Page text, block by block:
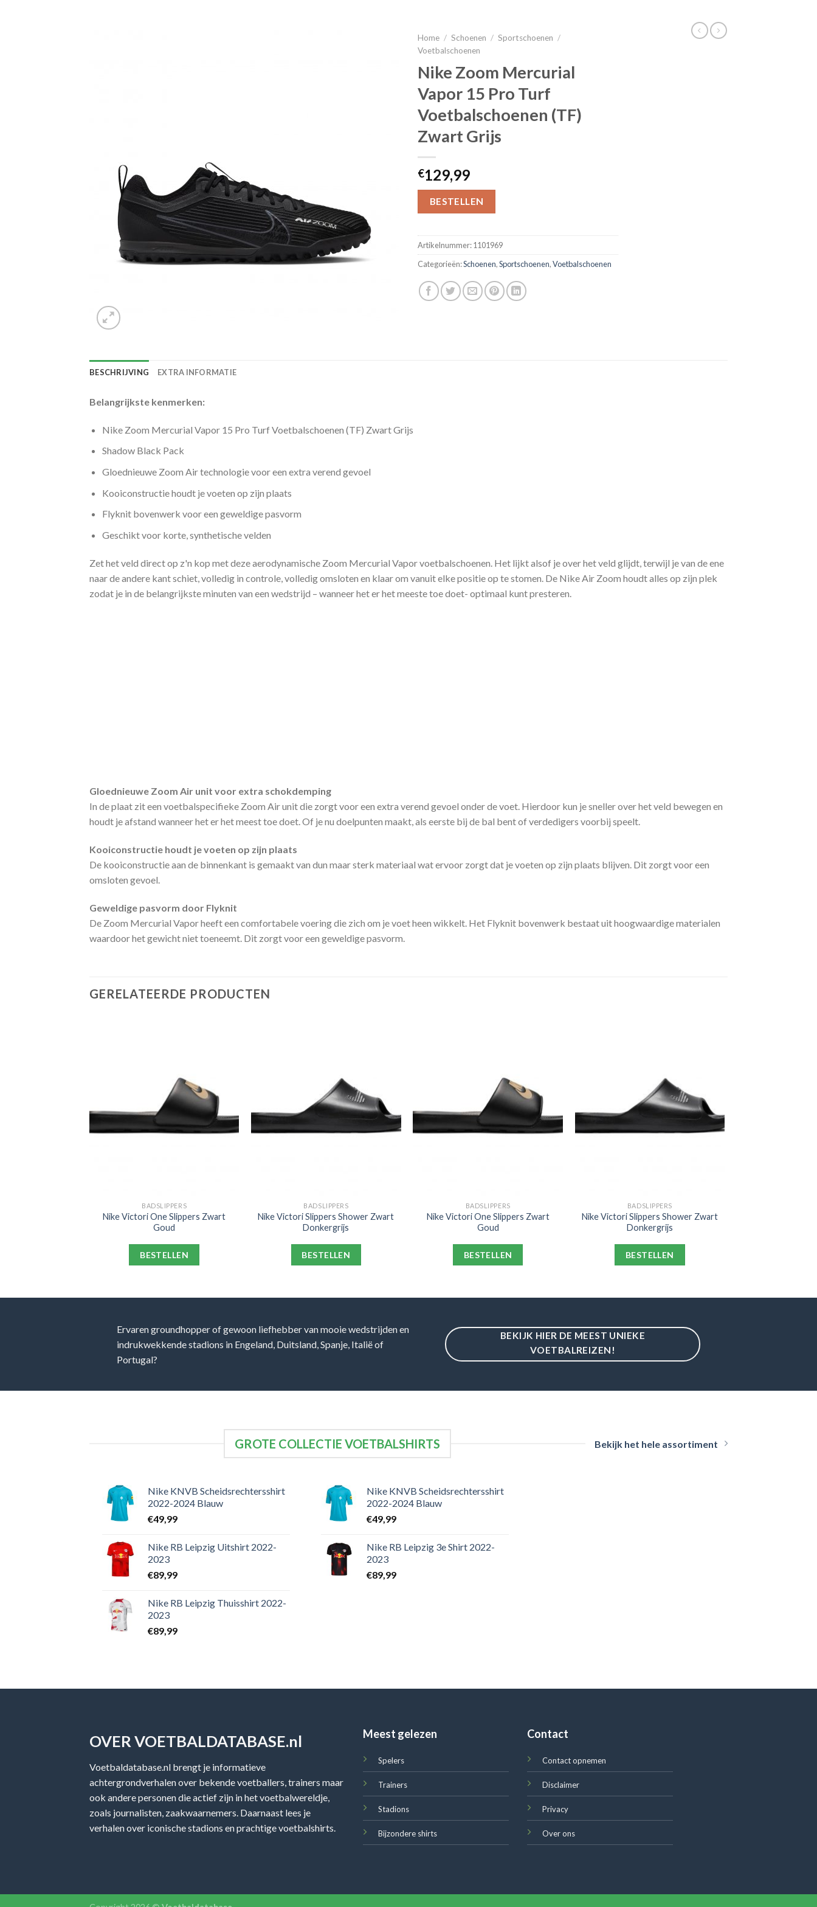
Home / Schoenen / Sportschoenen /
Voetbalschoenen
Nike Zoom Mercurial
Vapor 15 Pro Turf
Voetbalschoenen (TF)
Zwart Grijs
€129,99
BESTELLEN
Artikelnummer:1101969
Categorieën:Schoenen,Sportschoenen,Voetbalschoenen
BESCHRIJVING EXTRA INFORMATIE
Belangrijkste kenmerken:
Nike Zoom Mercurial Vapor 15 Pro Turf Voetbalschoenen (TF) Zwart Grijs
Shadow Black Pack
Gloednieuwe Zoom Air technologie voor een extra verend gevoel
Kooiconstructie houdt je voeten op zijn plaats
Flyknit bovenwerk voor een geweldige pasvorm
Geschikt voor korte, synthetische velden
Zet het veld direct op z'n kop met deze aerodynamische Zoom Mercurial Vapor voetbalschoenen. Het lijkt alsof je over het veld glijdt, terwijl je van de ene
naar de andere kant schiet, volledig in controle, volledig omsloten en klaar om vanuit elke positie op te stomen. De Nike Air Zoom houdt alles op zijn plek
zodat je in de belangrijkste minuten van een wedstrijd – wanneer het er het meeste toe doet- optimaal kunt presteren.
Gloednieuwe Zoom Air unit voor extra schokdemping
In de plaat zit een voetbalspecifieke Zoom Air unit die zorgt voor een extra verend gevoel onder de voet. Hierdoor kun je sneller over het veld bewegen en
houdt je afstand wanneer het er het meest toe doet. Of je nu doelpunten maakt, als eerste bij de bal bent of verdedigers voorbij speelt.
Kooiconstructie houdt je voeten op zijn plaats
De kooiconstructie aan de binnenkant is gemaakt van dun maar sterk materiaal wat ervoor zorgt dat je voeten op zijn plaats blijven. Dit zorgt voor een
omsloten gevoel.
Geweldige pasvorm door Flyknit
De Zoom Mercurial Vapor heeft een comfortabele voering die zich om je voet heen wikkelt. Het Flyknit bovenwerk bestaat uit hoogwaardige materialen
waardoor het gewicht niet toeneemt. Dit zorgt voor een geweldige pasvorm.
GERELATEERDE PRODUCTEN
BADSLIPPERS
Nike Victori One Slippers Zwart
Goud
BESTELLEN
BADSLIPPERS
Nike Victori Slippers Shower Zwart
Donkergrijs
BESTELLEN
BADSLIPPERS
Nike Victori One Slippers Zwart
Goud
BESTELLEN
BADSLIPPERS
Nike Victori Slippers Shower Zwart
Donkergrijs
BESTELLEN
Ervaren groundhopper of gewoon liefhebber van mooie wedstrijden en
indrukwekkende stadions in Engeland, Duitsland, Spanje, Italië of
Portugal?
BEKIJK HIER DE MEEST UNIEKE
VOETBALREIZEN!
GROTE COLLECTIE VOETBALSHIRTS Bekijk het hele assortiment
Nike KNVB Scheidsrechtersshirt
2022-2024 Blauw
€49,99
Nike RB Leipzig Uitshirt 2022-
2023
€89,99
Nike RB Leipzig Thuisshirt 2022-
2023
€89,99
Nike KNVB Scheidsrechtersshirt
2022-2024 Blauw
€49,99
Nike RB Leipzig 3e Shirt 2022-
2023
€89,99
OVER VOETBALDATABASE.nl
Voetbaldatabase.nl brengt je informatieve
achtergrondverhalen over bekende voetballers, trainers maar
ook andere personen die actief zijn in het voetbalwereldje,
zoals journalisten, zaakwaarnemers. Daarnaast lees je
verhalen over iconische stadions en prachtige voetbalshirts.
Meest gelezen
Spelers
Trainers
Stadions
Bijzondere shirts
Contact
Contact opnemen
Disclaimer
Privacy
Over ons